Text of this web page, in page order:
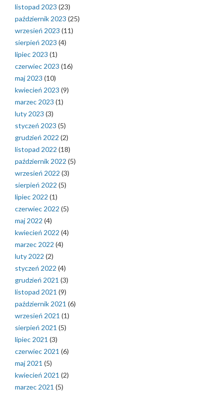
listopad 2023 (23)
październik 2023 (25)
wrzesień 2023 (11)
sierpień 2023 (4)
lipiec 2023 (1)
czerwiec 2023 (16)
maj 2023 (10)
kwiecień 2023 (9)
marzec 2023 (1)
luty 2023 (3)
styczeń 2023 (5)
grudzień 2022 (2)
listopad 2022 (18)
październik 2022 (5)
wrzesień 2022 (3)
sierpień 2022 (5)
lipiec 2022 (1)
czerwiec 2022 (5)
maj 2022 (4)
kwiecień 2022 (4)
marzec 2022 (4)
luty 2022 (2)
styczeń 2022 (4)
grudzień 2021 (3)
listopad 2021 (9)
październik 2021 (6)
wrzesień 2021 (1)
sierpień 2021 (5)
lipiec 2021 (3)
czerwiec 2021 (6)
maj 2021 (5)
kwiecień 2021 (2)
marzec 2021 (5)